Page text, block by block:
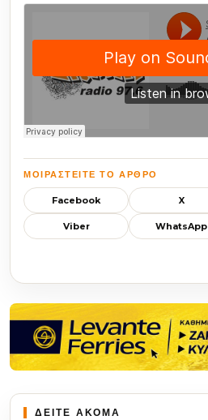
ΜΟΙΡΑΣΤΕΊΤΕ ΤΟ ΆΡΘΡΟ
Facebook X
Viber WhatsApp
ΔΕΙΤΕ ΑΚΟΜΑ